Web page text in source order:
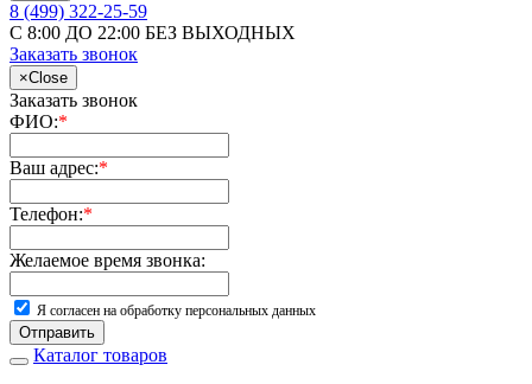
8 (499) 322-25-59
С 8:00 ДО 22:00 БЕЗ ВЫХОДНЫХ
Заказать звонок
×Close
Заказать звонок
ФИО:*
Ваш адрес:*
Телефон:*
Желаемое время звонка:
Я согласен на обработку персональных данных
Отправить
Каталог товаров